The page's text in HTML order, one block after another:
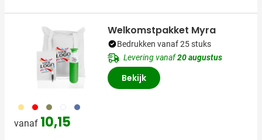
694 696 730 697 698
vanaf 10,15
Welkomstpakket Myra
Bedrukken vanaf 25 stuks
Levering vanaf20 augustus
Bekijk